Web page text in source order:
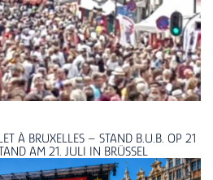
À BRUXELLES – STAND B.U.B. OP 21
AM 21. JULI IN BRÜSSEL